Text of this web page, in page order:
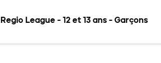
Regio League - 12 et 13 ans - Garçons